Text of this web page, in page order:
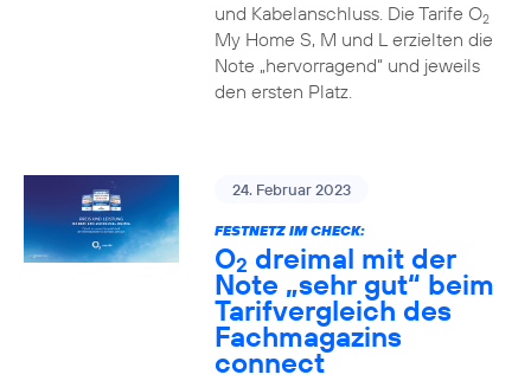
und Kabelanschluss. Die Tarife O2
My Home S, M und L erzielten die
Note „hervorragend“ und jeweils
den ersten Platz.
24. Februar 2023
FESTNETZ IM CHECK:
O2 dreimal mit der
Note „sehr gut“ beim
Tarifvergleich des
Fachmagazins
connect